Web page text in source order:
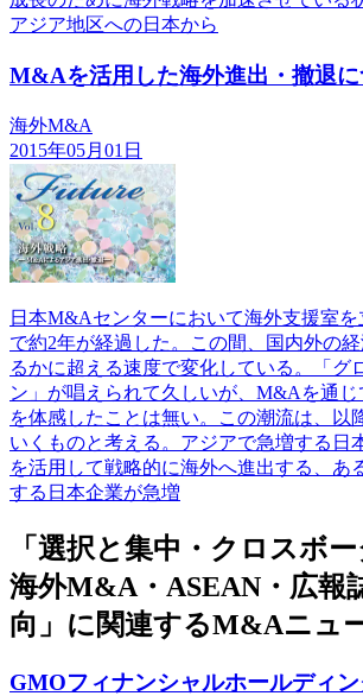
アジア地区への日本から
M&Aを活用した海外進出・撤退に
海外M&A
2015年05月01日
日本M&Aセンターにおいて海外支援室を
で約2年が経過した。この間、国内外の
るかに超える速度で変化している。「グ
ン」が唱えられて久しいが、M&Aを通
を体感したことは無い。この潮流は、以
いくものと考える。アジアで急増する日
を活用して戦略的に海外へ進出する、あ
する日本企業が急増
「選択と集中・クロスボ
海外M&A・ASEAN・広報
向」に関連するM&Aニュ
GMOフィナンシャルホールディ